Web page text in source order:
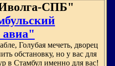
СПБ"
авиа"
Голубая мечеть, дворец
обстановку, но у вас для
в Стамбул именно для вас!